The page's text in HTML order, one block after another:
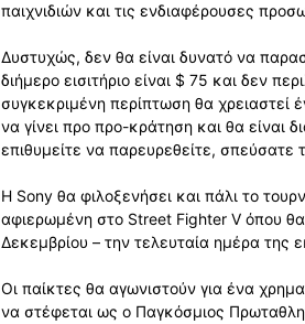
παιχνιδιών και τις ενδιαφέρουσες
Δυστυχώς, δεν θα είναι δυνατό να
διήμερο εισιτήριο είναι $ 75 και δεν
συγκεκριμένη περίπτωση θα χρειαστεί
να γίνει προ προ-κράτηση και θα είναι
επιθυμείτε να παρευρεθείτε, σπεύσατε
Η Sony θα φιλοξενήσει και πάλι το
αφιερωμένη στο Street Fighter V όπου θα
Δεκεμβρίου – την τελευταία ημέρα της
Οι παίκτες θα αγωνιστούν για ένα
να στέφεται ως ο Παγκόσμιος